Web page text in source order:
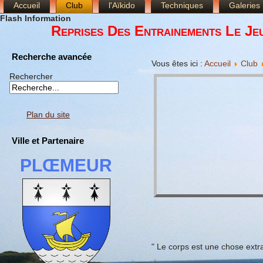
Accueil Club l'Aïkido Techniques
Galeries
Flash Information
Reprises Des Entrainements Le
Recherche avancée
Rechercher
Plan du site
Ville et Partenaire
PLŒMEUR
Vous êtes ici : Accueil Club
" Le corps est une chose